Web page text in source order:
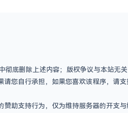
底删除上述内容；版权争议与本站无
您自行承担，如果您喜欢该程序，请
助支持行为，仅为维持服务器的开支